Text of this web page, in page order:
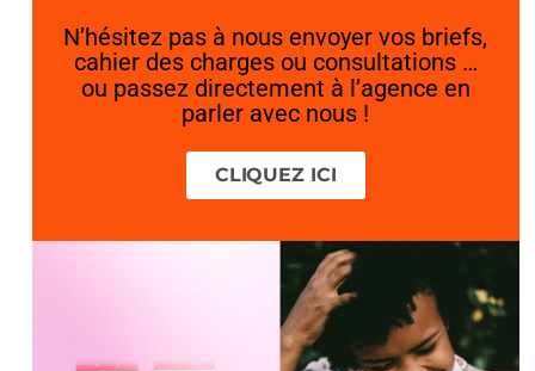
N’hésitez pas à nous envoyer vos briefs,
cahier des charges ou consultations …
ou passez directement à l’agence en
parler avec nous !
CLIQUEZ ICI